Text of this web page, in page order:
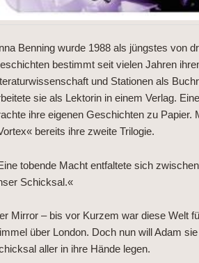
Benning wurde 1988 als jüngstes von
bestimmt seit vielen Jahren
und Stationen als
sie als Lektorin in einem Verlag.
ihre eigenen Geschichten zu
bereits ihre zweite Trilogie.
tobende Macht entfaltete sich
Schicksal.«
Mirror – bis vor Kurzem war diese Welt
über London. Doch nun will Adam
aller in ihre Hände legen.